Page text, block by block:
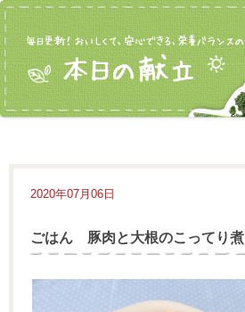
2020年07月06日
ごはん 豚肉と大根のこってり煮